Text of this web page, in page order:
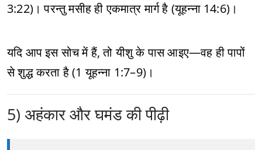
3:22)। परन्तु मसीह ही एकमात्र मार्ग है (यूहन्ना 14:6)।
यदि आप इस सोच में हैं, तो यीशु के पास आइए—वह ही पापों
से शुद्ध करता है (1 यूहन्ना 1:7–9)।
5) अहंकार और घमंड की पीढ़ी